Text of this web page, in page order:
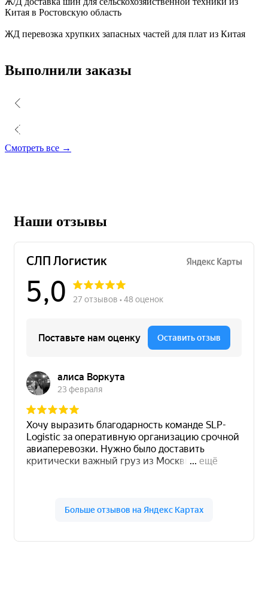
Китая в Ростовскую область
ЖД перевозка хрупких запасных частей для плат из Китая
Выполнили заказы
Смотреть все →
Наши отзывы